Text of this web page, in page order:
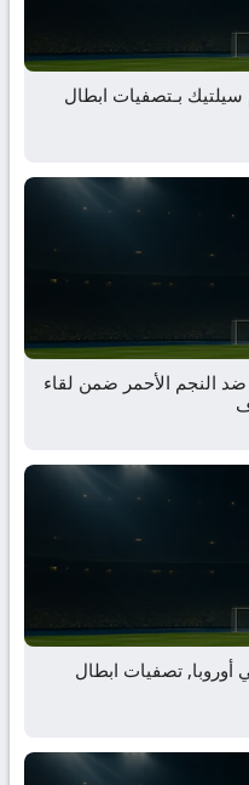
سيلتيك بـتصفيات ابطال
النجم الأحمر ضمن لقاء
أوروبا, تصفيات ابطال